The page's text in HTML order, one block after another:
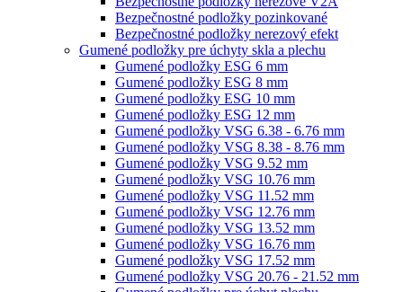
Bezpečnostné podložky pozinkované
Bezpečnostné podložky nerezový efekt
Gumené podložky pre úchyty skla a plechu
Gumené podložky ESG 6 mm
Gumené podložky ESG 8 mm
Gumené podložky ESG 10 mm
Gumené podložky ESG 12 mm
Gumené podložky VSG 6.38 - 6.76 mm
Gumené podložky VSG 8.38 - 8.76 mm
Gumené podložky VSG 9.52 mm
Gumené podložky VSG 10.76 mm
Gumené podložky VSG 11.52 mm
Gumené podložky VSG 12.76 mm
Gumené podložky VSG 13.52 mm
Gumené podložky VSG 16.76 mm
Gumené podložky VSG 17.52 mm
Gumené podložky VSG 20.76 - 21.52 mm